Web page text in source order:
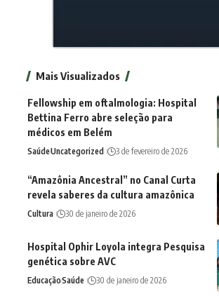
Mais Visualizados
Fellowship em oftalmologia: Hospital
Bettina Ferro abre seleção para
médicos em Belém
SaúdeUncategorized 3 de fevereiro de 2026
“Amazônia Ancestral” no Canal Curta
revela saberes da cultura amazônica
Cultura 30 de janeiro de 2026
Hospital Ophir Loyola integra Pesquisa
genética sobre AVC
EducaçãoSaúde 30 de janeiro de 2026